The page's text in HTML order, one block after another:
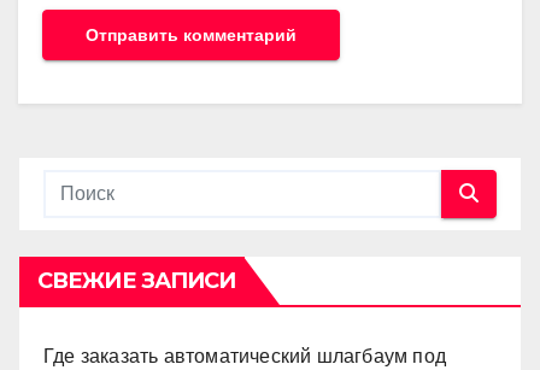
СВЕЖИЕ ЗАПИСИ
Где заказать автоматический шлагбаум под